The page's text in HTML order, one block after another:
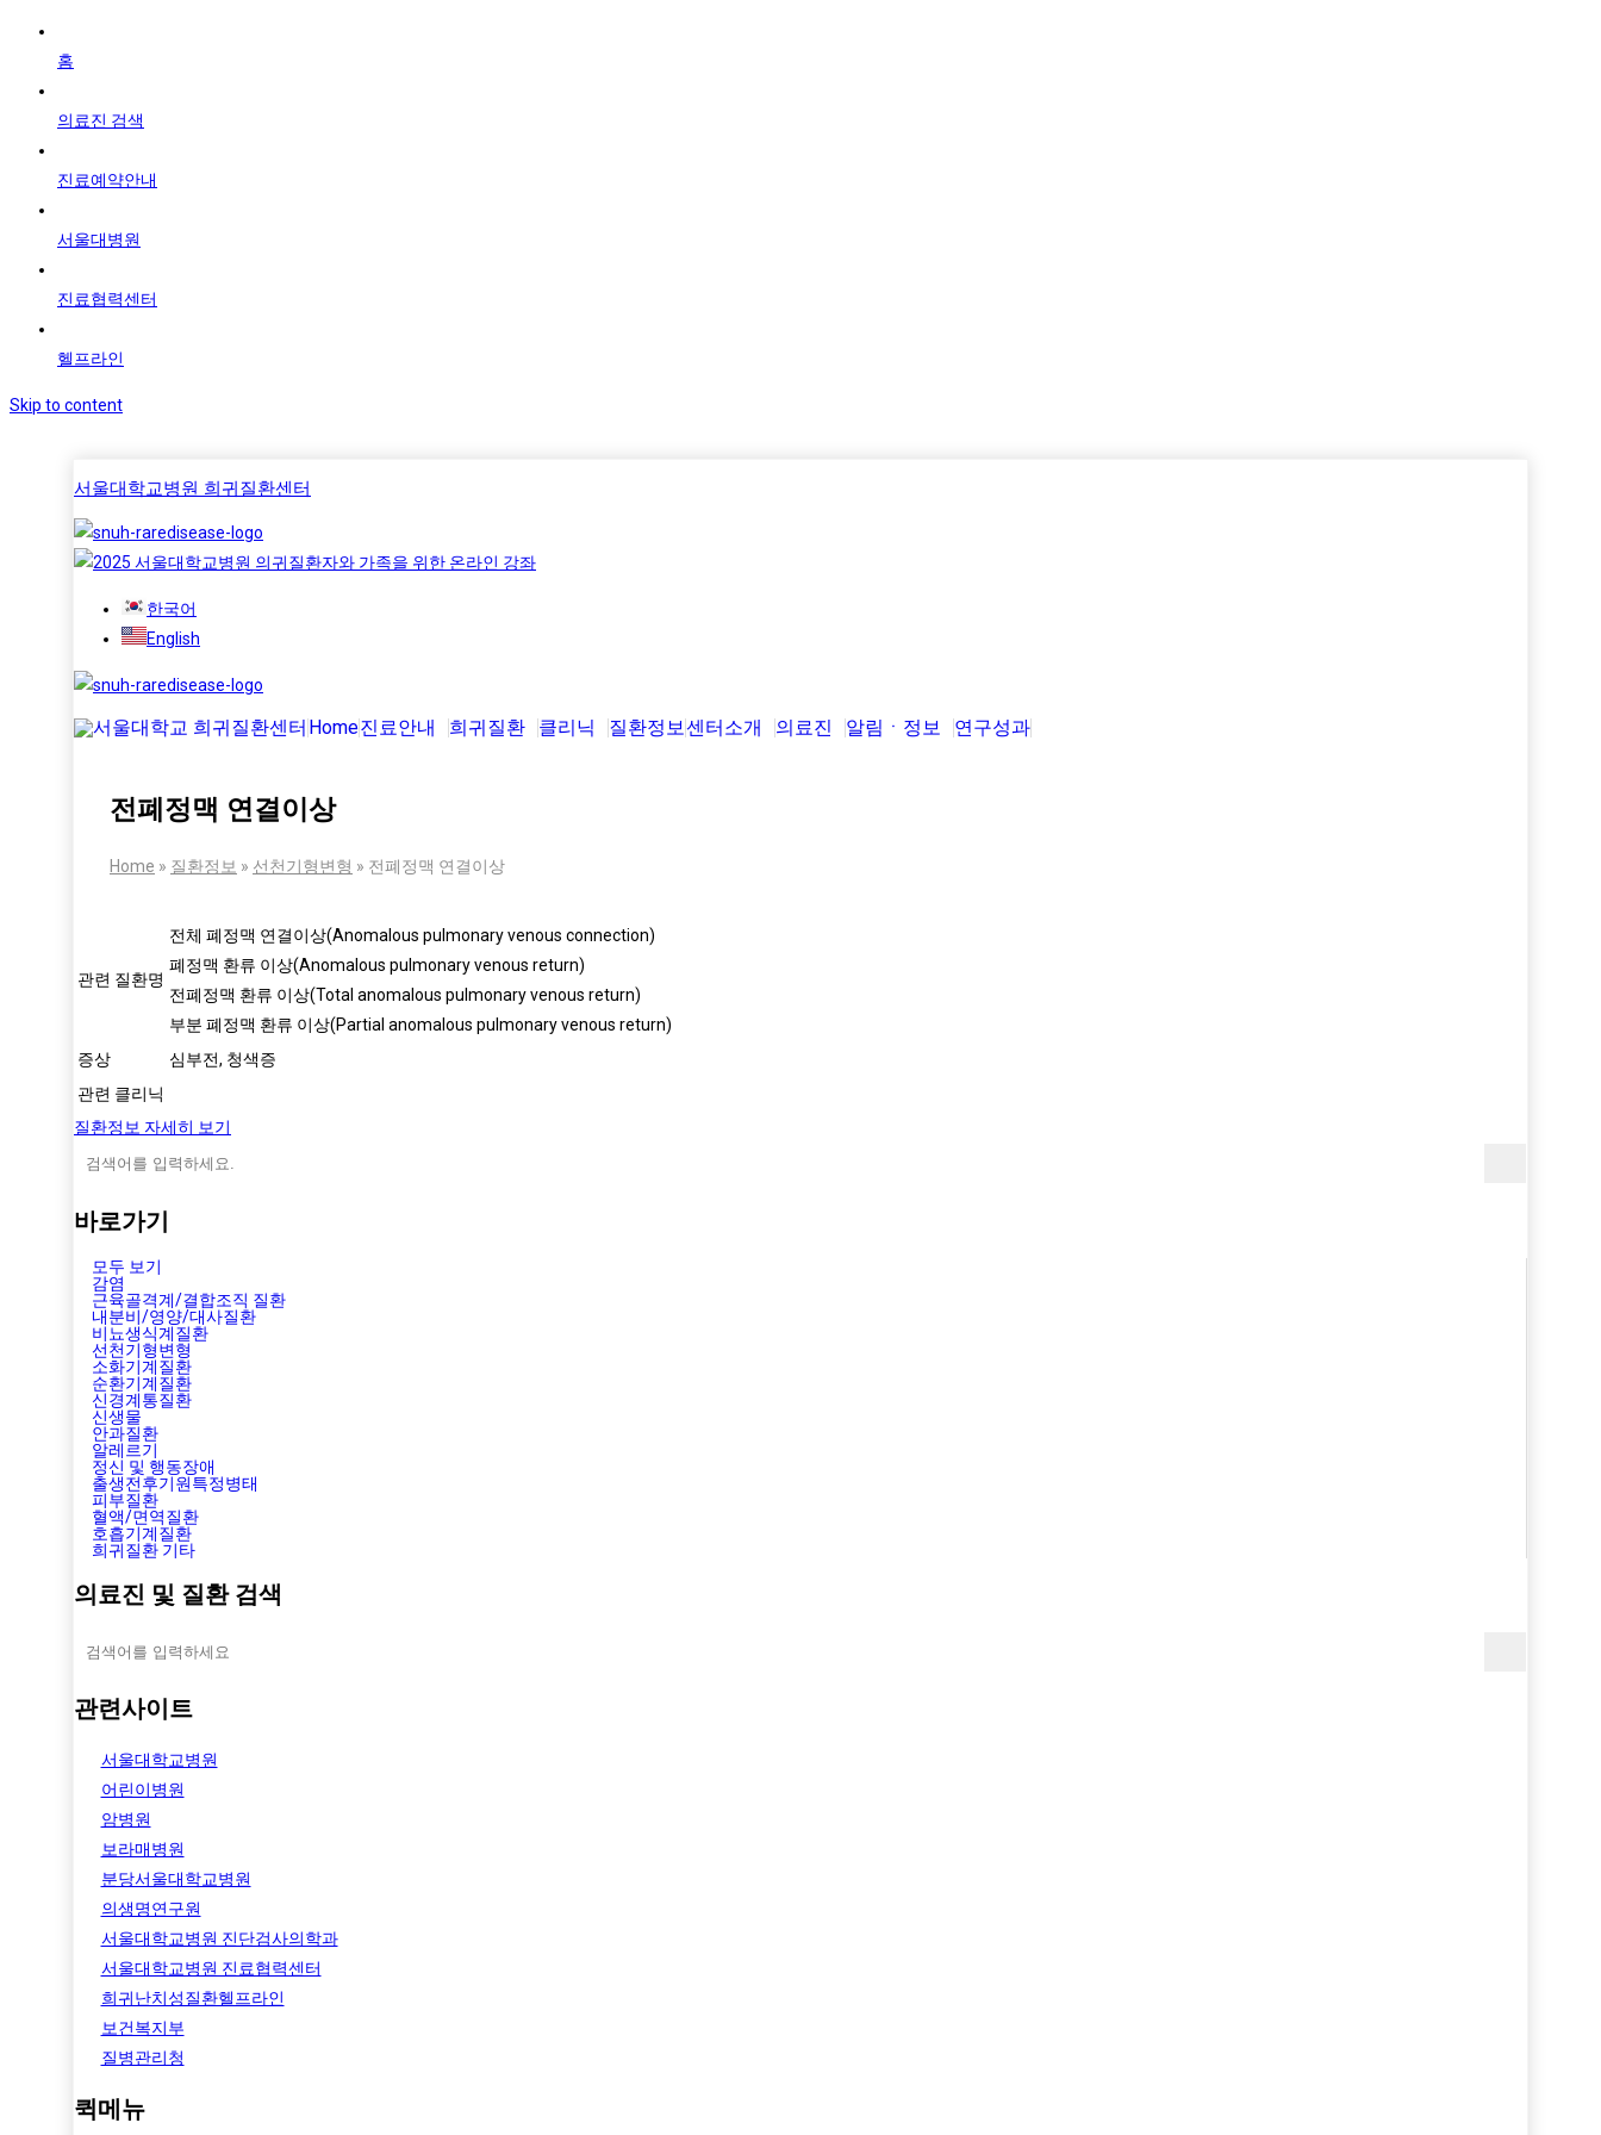
홈
의료진 검색
진료예약안내
서울대병원
진료협력센터
헬프라인
Skip to content
서울대학교병원 희귀질환센터
한국어
English
Home진료안내 희귀질환 클리닉 질환정보센터소개 의료진 알림ㆍ정보 연구성과
전폐정맥 연결이상
Home » 질환정보 » 선천기형변형 » 전폐정맥 연결이상
관련 질환명
전체 폐정맥 연결이상(Anomalous pulmonary venous connection)
폐정맥 환류 이상(Anomalous pulmonary venous return)
전폐정맥 환류 이상(Total anomalous pulmonary venous return)
부분 폐정맥 환류 이상(Partial anomalous pulmonary venous return)
증상
심부전, 청색증
관련 클리닉
질환정보 자세히 보기
바로가기
모두 보기
감염
근육골격계/결합조직 질환
내분비/영양/대사질환
비뇨생식계질환
선천기형변형
소화기계질환
순환기계질환
신경계통질환
신생물
안과질환
알레르기
정신 및 행동장애
출생전후기원특정병태
피부질환
혈액/면역질환
호흡기계질환
희귀질환 기타
의료진 및 질환 검색
관련사이트
서울대학교병원
어린이병원
암병원
보라매병원
분당서울대학교병원
의생명연구원
서울대학교병원 진단검사의학과
서울대학교병원 진료협력센터
희귀난치성질환헬프라인
보건복지부
질병관리청
퀵메뉴